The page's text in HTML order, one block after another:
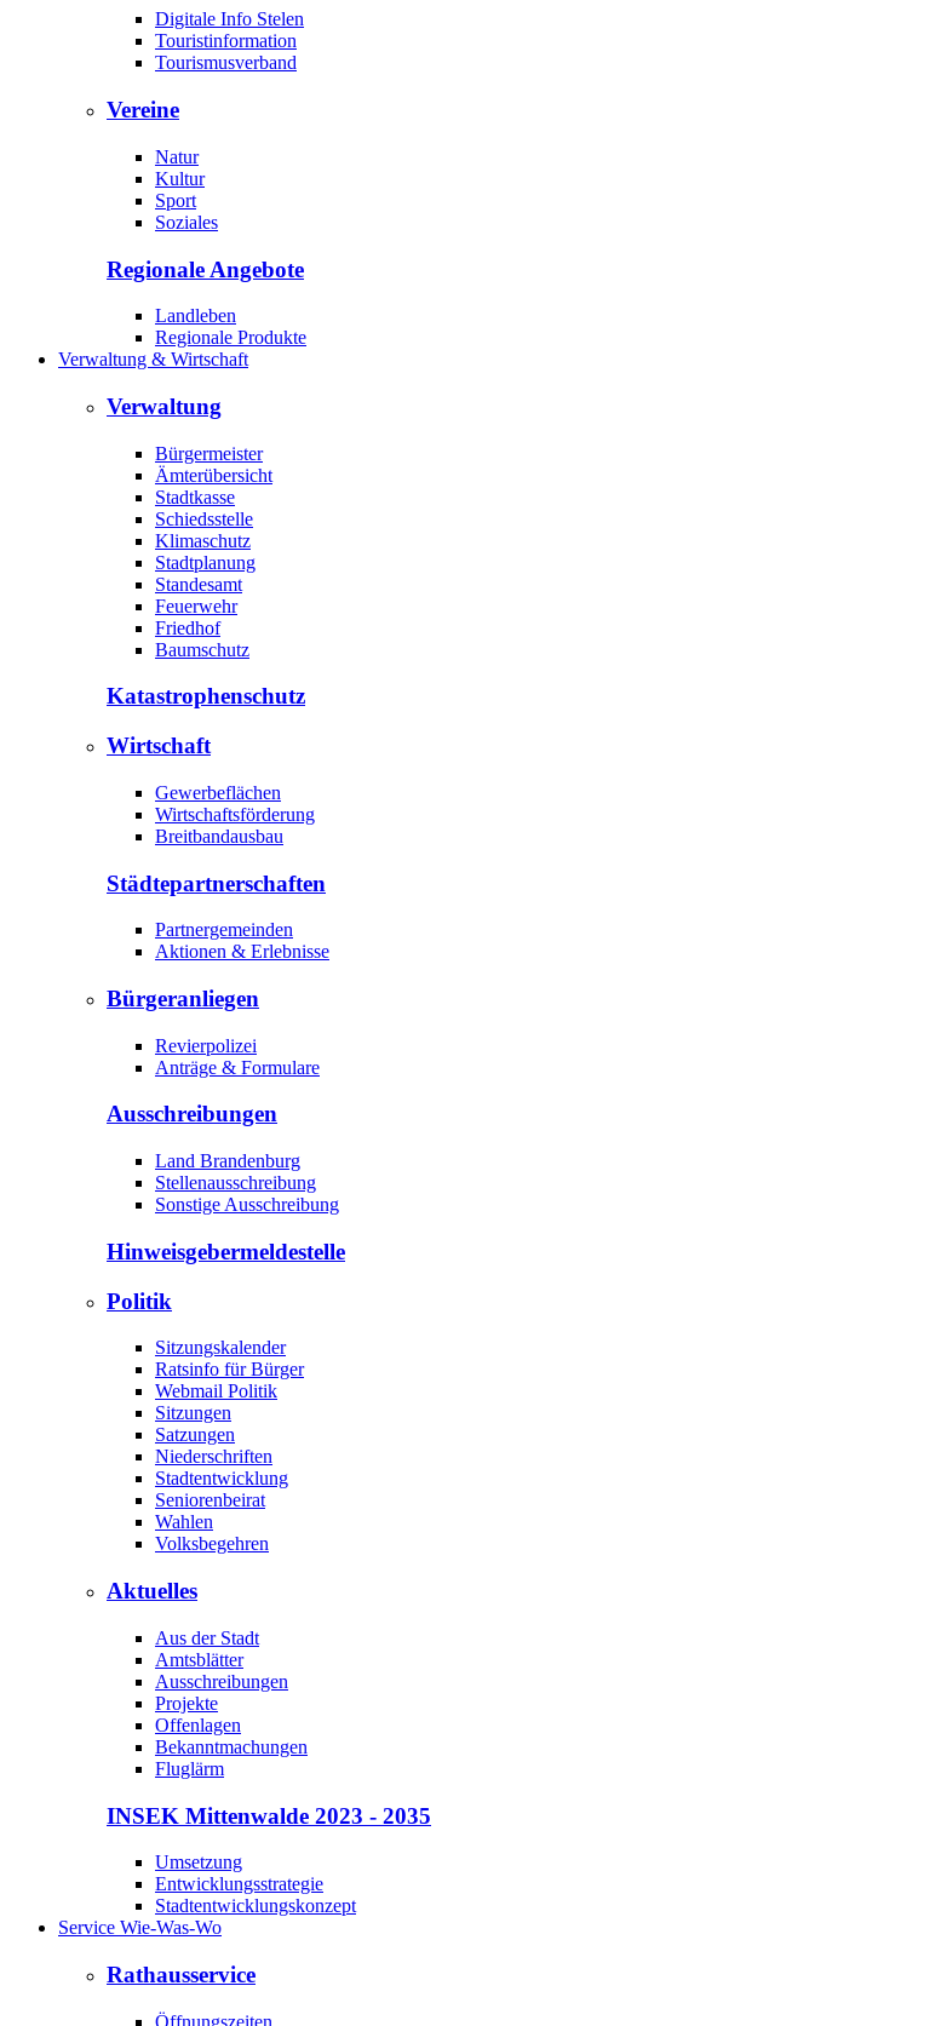
Digitale Info Stelen
Touristinformation
Tourismusverband
Vereine
Natur
Kultur
Sport
Soziales
Regionale Angebote
Landleben
Regionale Produkte
Verwaltung & Wirtschaft
Verwaltung
Bürgermeister
Ämterübersicht
Stadtkasse
Schiedsstelle
Klimaschutz
Stadtplanung
Standesamt
Feuerwehr
Friedhof
Baumschutz
Katastrophen­schutz
Wirtschaft
Gewerbeflächen
Wirtschaftsförderung
Breitbandausbau
Städte­partnerschaften
Partnergemeinden
Aktionen & Erlebnisse
Bürgeranliegen
Revierpolizei
Anträge & Formulare
Ausschreibungen
Land Brandenburg
Stellenausschreibung
Sonstige Ausschreibung
Hinweisgeber­meldestelle
Politik
Sitzungskalender
Ratsinfo für Bürger
Webmail Politik
Sitzungen
Satzungen
Niederschriften
Stadtentwicklung
Seniorenbeirat
Wahlen
Volksbegehren
Aktuelles
Aus der Stadt
Amtsblätter
Ausschreibungen
Projekte
Offenlagen
Bekanntmachungen
Fluglärm
INSEK Mittenwalde 2023 - 2035
Umsetzung
Entwicklungsstrategie
Stadtentwicklungskonzept
Service Wie-Was-Wo
Rathausservice
Öffnungszeiten